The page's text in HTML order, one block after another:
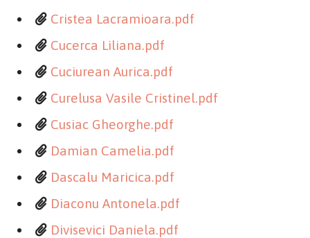
Cristea Lacramioara.pdf
Cucerca Liliana.pdf
Cuciurean Aurica.pdf
Curelusa Vasile Cristinel.pdf
Cusiac Gheorghe.pdf
Damian Camelia.pdf
Dascalu Maricica.pdf
Diaconu Antonela.pdf
Divisevici Daniela.pdf